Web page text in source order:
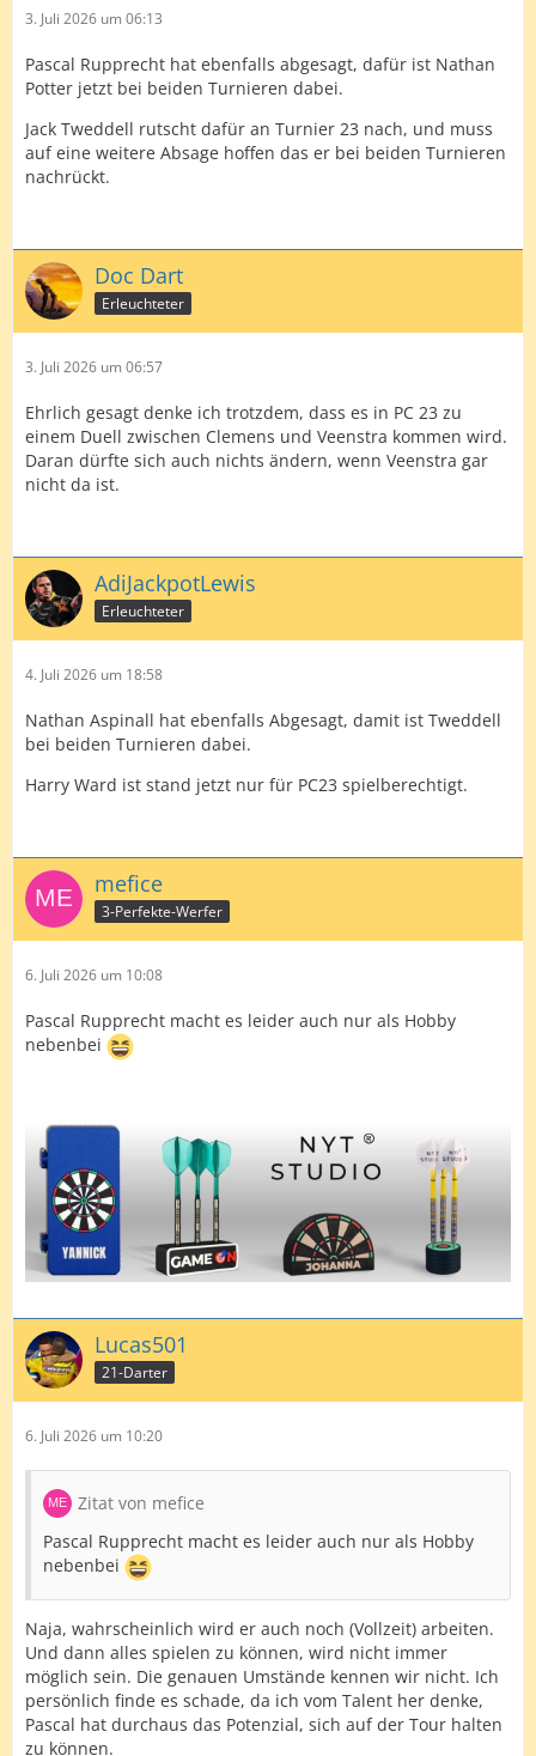
3. Juli 2026 um 06:13
Pascal Rupprecht hat ebenfalls abgesagt, dafür ist Nathan
Potter jetzt bei beiden Turnieren dabei.
Jack Tweddell rutscht dafür an Turnier 23 nach, und muss
auf eine weitere Absage hoffen das er bei beiden Turnieren
nachrückt.
Doc Dart
Erleuchteter
3. Juli 2026 um 06:57
Ehrlich gesagt denke ich trotzdem, dass es in PC 23 zu
einem Duell zwischen Clemens und Veenstra kommen wird.
Daran dürfte sich auch nichts ändern, wenn Veenstra gar
nicht da ist.
AdiJackpotLewis
Erleuchteter
4. Juli 2026 um 18:58
Nathan Aspinall hat ebenfalls Abgesagt, damit ist Tweddell
bei beiden Turnieren dabei.
Harry Ward ist stand jetzt nur für PC23 spielberechtigt.
mefice
3-Perfekte-Werfer
6. Juli 2026 um 10:08
Pascal Rupprecht macht es leider auch nur als Hobby
nebenbei
Lucas501
21-Darter
6. Juli 2026 um 10:20
Zitat von mefice
Pascal Rupprecht macht es leider auch nur als Hobby
nebenbei
Naja, wahrscheinlich wird er auch noch (Vollzeit) arbeiten.
Und dann alles spielen zu können, wird nicht immer
möglich sein. Die genauen Umstände kennen wir nicht. Ich
persönlich finde es schade, da ich vom Talent her denke,
Pascal hat durchaus das Potenzial, sich auf der Tour halten
zu können.